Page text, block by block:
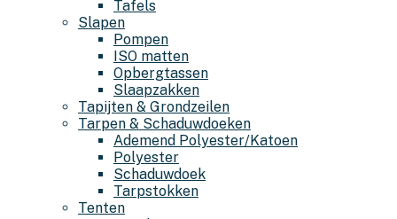
Tafels
Slapen
Pompen
ISO matten
Opbergtassen
Slaapzakken
Tapijten & Grondzeilen
Tarpen & Schaduwdoeken
Ademend Polyester/Katoen
Polyester
Schaduwdoek
Tarpstokken
Tenten